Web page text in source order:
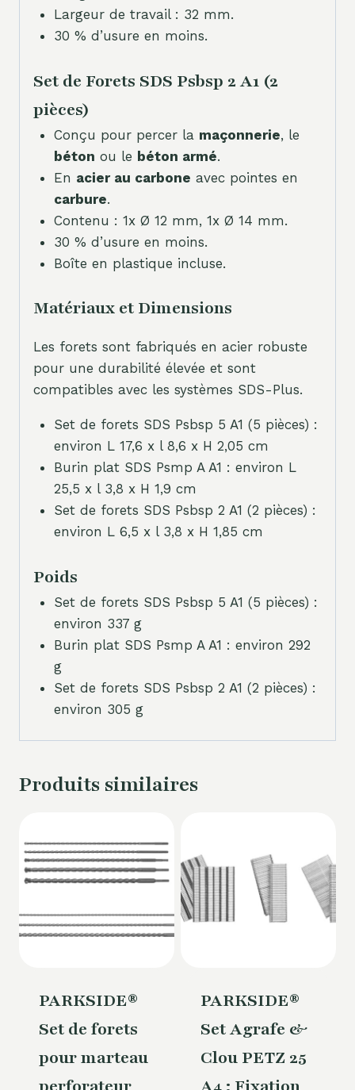
Largeur de travail : 32 mm.
30 % d’usure en moins.
Set de Forets SDS Psbsp 2 A1 (2
pièces)
Conçu pour percer la maçonnerie, le
béton ou le béton armé.
En acier au carbone avec pointes en
carbure.
Contenu : 1x Ø 12 mm, 1x Ø 14 mm.
30 % d’usure en moins.
Boîte en plastique incluse.
Matériaux et Dimensions
Les forets sont fabriqués en acier robuste
pour une durabilité élevée et sont
compatibles avec les systèmes SDS-Plus.
Set de forets SDS Psbsp 5 A1 (5 pièces) :
environ L 17,6 x l 8,6 x H 2,05 cm
Burin plat SDS Psmp A A1 : environ L
25,5 x l 3,8 x H 1,9 cm
Set de forets SDS Psbsp 2 A1 (2 pièces) :
environ L 6,5 x l 3,8 x H 1,85 cm
Poids
Set de forets SDS Psbsp 5 A1 (5 pièces) :
environ 337 g
Burin plat SDS Psmp A A1 : environ 292
g
Set de forets SDS Psbsp 2 A1 (2 pièces) :
environ 305 g
Produits similaires
PARKSIDE®
Set de forets
pour marteau
PARKSIDE®
Set Agrafe &
Clou PETZ 25